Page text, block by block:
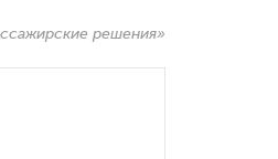
решения»